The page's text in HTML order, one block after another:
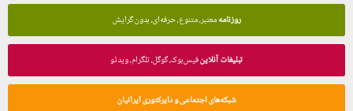
روزنامهمعتبر، متنوع، حرفه‌ای، بدون گرایش
تبلیغات آنلاینفیس‌بوک، گوگل، تلگرام، ویدئو
شبکه‌های اجتماعی و دایرکتوری ایرانیان